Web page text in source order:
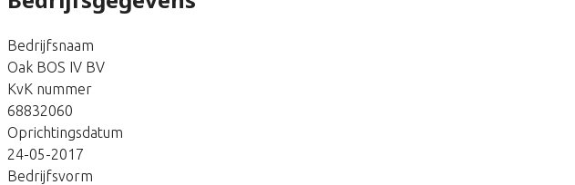
Bedrijfsnaam
Oak BOS IV BV
KvK nummer
68832060
Oprichtingsdatum
24-05-2017
Bedrijfsvorm